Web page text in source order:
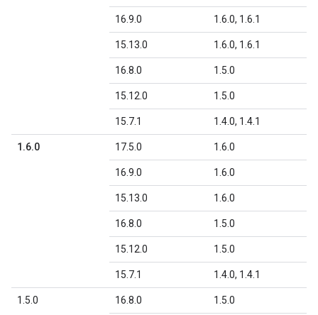
16.9.0 1.6.0, 1.6.1
15.13.0 1.6.0, 1.6.1
16.8.0 1.5.0
15.12.0 1.5.0
15.7.1 1.4.0, 1.4.1
1.6.0 17.5.0 1.6.0
16.9.0 1.6.0
15.13.0 1.6.0
16.8.0 1.5.0
15.12.0 1.5.0
15.7.1 1.4.0, 1.4.1
1.5.0 16.8.0 1.5.0